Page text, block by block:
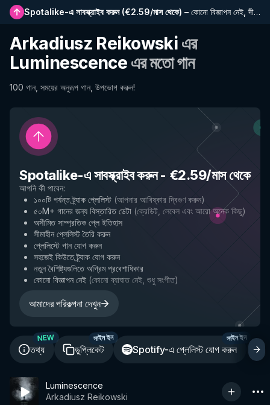
Spotalike-এ সাবস্ক্রাইব করুন(€2.59/মাস থেকে) – কোনো বিজ্ঞাপন নেই, দীর্ঘতর প্লেলিস্ট, সম্পূর্ণ ইতিহাস এবং নতুন বৈশিষ্ট্যে প্রাথমিক প্রবেশাধিকার
Arkadiusz Reikowski এর
Luminescence এর মতো গান
100 গান, সময়ের অনুরূপ গান, উপভোগ করুন!
Spotalike-এ সাবস্ক্রাইব করুন- €2.59/মাস থেকে
আপনি কী পাবেন:
১০০টি পর্যন্ত ট্র্যাক প্লেলিস্ট (আপনার আবিষ্কার দ্বিগুণ করুন)
৫০M+ গানের জন্য বিস্তারিত ডেটা (ক্রেডিট, লেবেল এবং আরো অনেক কিছু)
অসীমিত সাম্প্রতিক প্লে ইতিহাস
সীমাহীন প্লেলিস্ট তৈরি করুন
প্লেলিস্টে গান যোগ করুন
সহজেই কিউতে ট্র্যাক যোগ করুন
নতুন বৈশিষ্ট্যগুলিতে অগ্রিম প্রবেশাধিকার
কোনো বিজ্ঞাপন নেই (কোনো ব্যাঘাত নেই, শুধু সংগীত)
আমাদের পরিকল্পনা দেখুন
তথ্য
NEW
ডুপ্লিকেট
সাইন ইন
Spotify-এ প্লেলিস্ট যোগ করুন
সাইন ইন
Luminescence
Arkadiusz Reikowski